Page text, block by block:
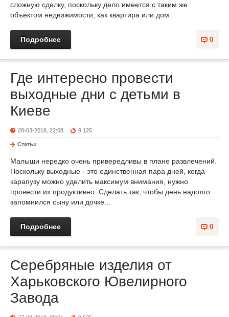
сложную сделку, поскольку дело имеется с таким же
объектом недвижимости, как квартира или дом.
0
Подробнее
Где интересно провести
выходные дни с детьми в
Киеве
28-03-2018, 22:08 9 125
Статьи
Малыши нередко очень привередливы в плане развлечений.
Поскольку выходные - это единственная пара дней, когда
карапузу можно уделить максимум внимания, нужно
провести их продуктивно. Сделать так, чтобы день надолго
запомнился сыну или дочке...
0
Подробнее
Серебряные изделия от
Харьковского Ювелирного
Завода